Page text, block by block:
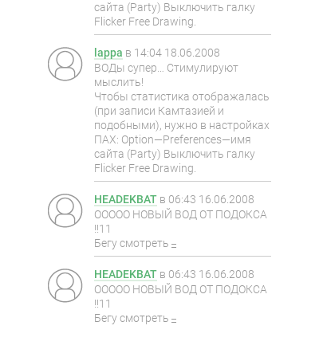
сайта (Party) Выключить галку
Flicker Free Drawing.
lappa в 14:04 18.06.2008
ВОДы супер… Стимулируют
мыслить!
Чтобы статистика отображалась
(при записи Камтазией и
подобными), нужно в настройках
ПАХ: Option—Preferences—имя
сайта (Party) Выключить галку
Flicker Free Drawing.
HEADEKBAT в 06:43 16.06.2008
ООООО НОВЫЙ ВОД ОТ ПОДОКСА
!!11
Бегу смотреть _
HEADEKBAT в 06:43 16.06.2008
ООООО НОВЫЙ ВОД ОТ ПОДОКСА
!!11
Бегу смотреть _